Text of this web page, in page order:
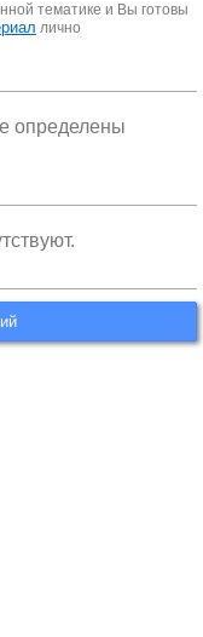
тематике и Вы готовы
лично
определены